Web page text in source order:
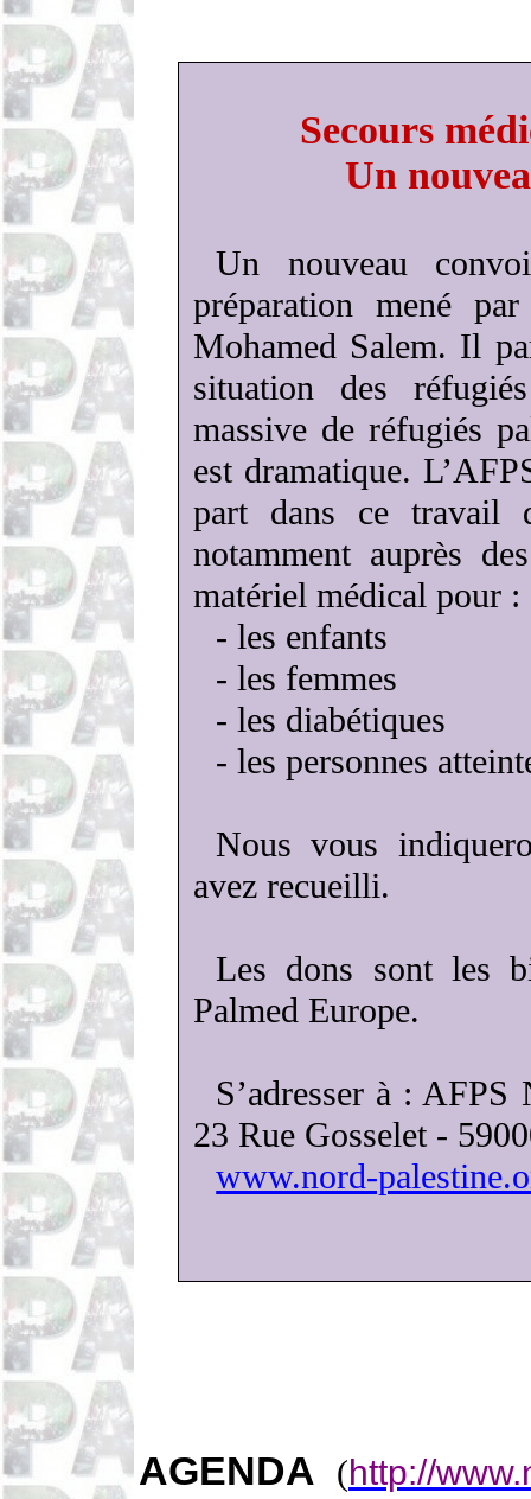
Secours
Un
Un nouveau
préparation mené
Mohamed Salem. Il
situation des
massive de réfugiés
est dramatique.
part dans ce travail
notamment auprès
matériel médical pour :
- les enfants
- les femmes
- les diabétiques
- les personnes
Nous vous
avez recueilli.
Les dons sont les
Palmed Europe.
S’adresser à :
23 Rue Gosselet-
www.nord-
AGENDA (http://